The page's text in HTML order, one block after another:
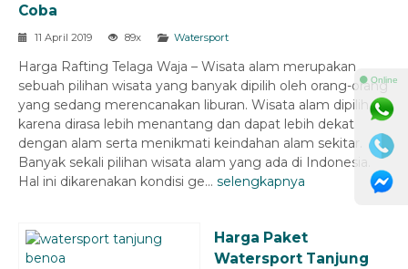
Coba
11 April 2019 89x Watersport
Harga Rafting Telaga Waja – Wisata alam merupakan
sebuah pilihan wisata yang banyak dipilih oleh orang-orang
yang sedang merencanakan liburan. Wisata alam dipilih
karena dirasa lebih menantang dan dapat lebih dekat
dengan alam serta menikmati keindahan alam sekitar.
Banyak sekali pilihan wisata alam yang ada di Indonesia.
Hal ini dikarenakan kondisi ge... selengkapnya
Harga Paket
Watersport Tanjung
⚫ Online